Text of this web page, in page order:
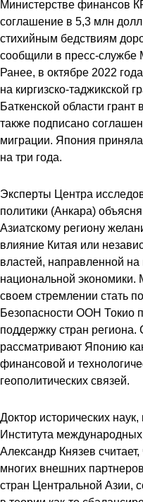
Министерстве финансов
соглашение в 5,3 млн
стихийным бедствиям
сообщили в пресс-службе
Ранее, в октябре 2022
на киргизско-таджикской
Баткенской области
также подписано
миграции. Япония
на три года.
Эксперты Центра
политики (Анкара)
Азиатскому региону
влияние Китая или
властей, направленной
национальной экономики.
своем стремлении стать
Безопасности ООН Токио
поддержку стран
рассматривают Японию
финансовой и
геополитических связей.
Доктор исторических
Института
Александр Князев
многих внешних
стран Центральной Азии,